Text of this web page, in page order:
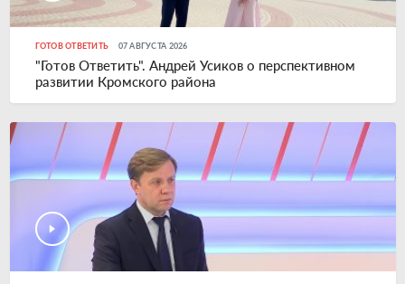
ГОТОВ ОТВЕТИТЬ 07 АВГУСТА 2026
"Готов Ответить". Андрей Усиков о перспективном
развитии Кромского района